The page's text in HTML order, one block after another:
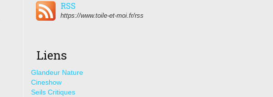
RSS
https://www.toile-et-moi.fr/rss
Liens
Glandeur Nature
Cineshow
Seils Critiques